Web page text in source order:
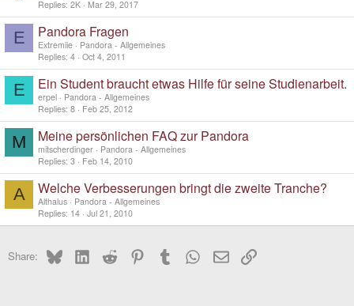
c
Replies 2K Mar 29, 2017
E Pandora Fragen
Extremiie
Pandora - Allgemeines
Replies 4 Oct 4, 2011
E Ein Student braucht etwas Hilfe für seine Studienarbeit.
erpel
Pandora - Allgemeines
Replies 8 Feb 25, 2012
M Meine persönlichen FAQ zur Pandora
mitscherdinger
Pandora - Allgemeines
Replies 3 Feb 14, 2010
A Welche Verbesserungen bringt die zweite Tranche?
Althalus
Pandora - Allgemeines
Replies 14 Jul 21, 2010
Share: BlueskyLinkedInReddit PinterestTumblr WhatsApp
EmailLink